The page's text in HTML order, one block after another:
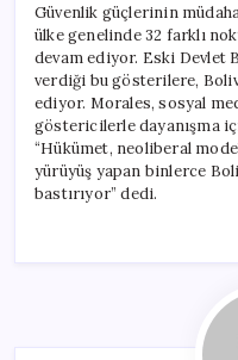
Güvenlik güçlerinin
ülke genelinde 32 farklı
devam ediyor. Eski Devlet
verdiği bu gösterilere,
ediyor. Morales, sosyal
göstericilerle dayanışma
“Hükümet, neoliberal
yürüyüş yapan binlerce
bastırıyor” dedi.